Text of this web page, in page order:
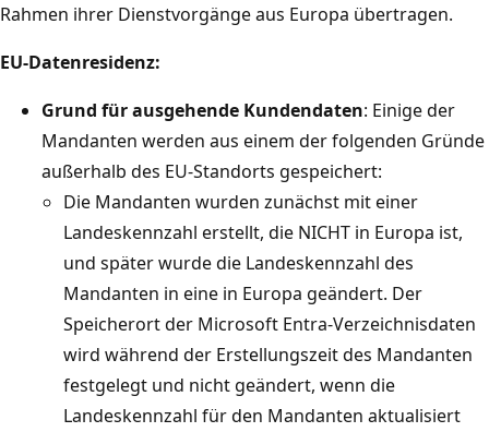
Rahmen ihrer Dienstvorgänge aus Europa übertragen.
EU-Datenresidenz:
Grund für ausgehende Kundendaten: Einige der
Mandanten werden aus einem der folgenden Gründe
außerhalb des EU-Standorts gespeichert:
Die Mandanten wurden zunächst mit einer
Landeskennzahl erstellt, die NICHT in Europa ist,
und später wurde die Landeskennzahl des
Mandanten in eine in Europa geändert. Der
Speicherort der Microsoft Entra-Verzeichnisdaten
wird während der Erstellungszeit des Mandanten
festgelegt und nicht geändert, wenn die
Landeskennzahl für den Mandanten aktualisiert